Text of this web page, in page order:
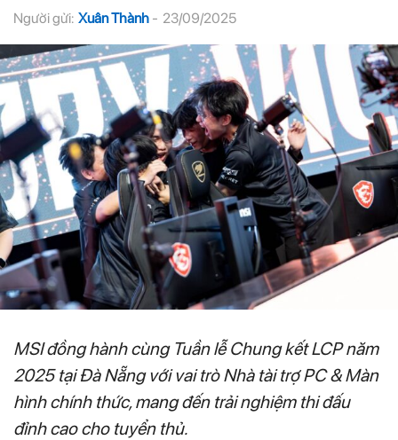
Người gửi: Xuân Thành - 23/09/2025
MSI đồng hành cùng Tuần lễ Chung kết LCP năm
2025 tại Đà Nẵng với vai trò Nhà tài trợ PC & Màn
hình chính thức, mang đến trải nghiệm thi đấu
đỉnh cao cho tuyển thủ.